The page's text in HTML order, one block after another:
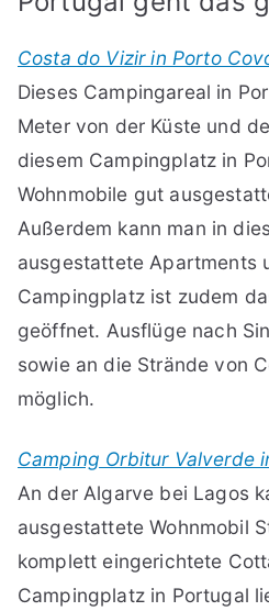
Costa do Vizir in Porto
Dieses Campingareal in
Meter von der Küste und
diesem Campingplatz in
Wohnmobile gut
Außerdem kann man in
ausgestattete Apartments
Campingplatz ist zudem
geöffnet. Ausflüge nach
sowie an die Strände von
möglich.
Camping Orbitur Valverde
An der Algarve bei Lagos
ausgestattete Wohnmobil
komplett eingerichtete
Campingplatz in Portugal